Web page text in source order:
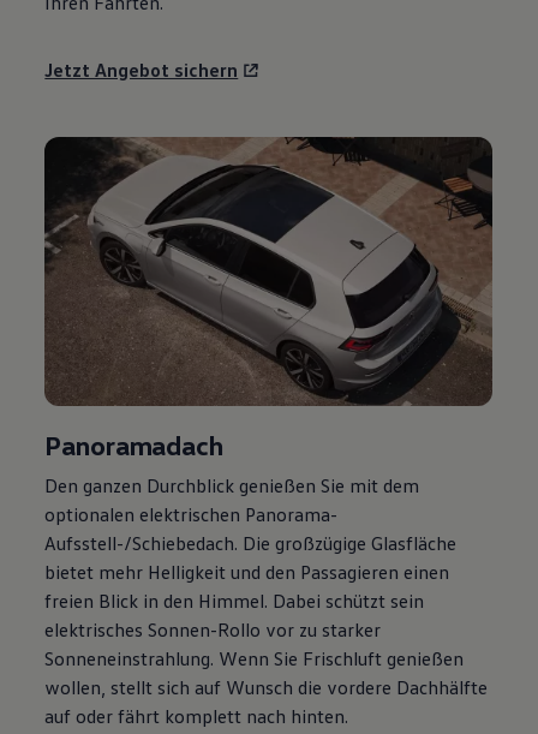
Jetzt Angebot sichern
Panoramadach
Den ganzen Durchblick genießen Sie mit dem
optionalen elektrischen Panorama-
Aufsstell-/Schiebedach. Die großzügige Glasfläche
bietet mehr Helligkeit und den Passagieren einen
freien Blick in den Himmel. Dabei schützt sein
elektrisches Sonnen-Rollo vor zu starker
Sonneneinstrahlung. Wenn Sie Frischluft genießen
wollen, stellt sich auf Wunsch die vordere Dachhälfte
auf oder fährt komplett nach hinten.